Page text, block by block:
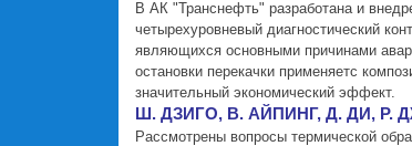
В АК "Транснефть" разработана и
четырехуровневый диагностический
являющихся основными причинами
остановки перекачки применяетс
значительный экономический эффект.
Ш. ДЗИГО, В. АЙПИНГ, Д. ДИ, Р.
Рассмотрены вопросы термической